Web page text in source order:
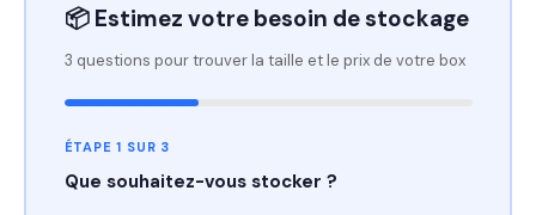
📦 Estimez votre besoin de stockage
3 questions pour trouver la taille et le prix de votre box
ÉTAPE 1 SUR 3
Que souhaitez-vous stocker ?